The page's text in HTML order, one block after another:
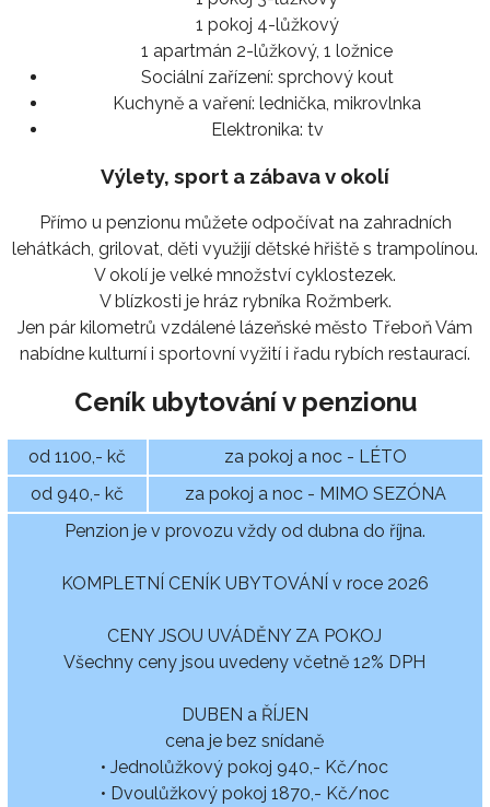
1 pokoj 4-lůžkový
1 apartmán 2-lůžkový, 1 ložnice
Sociální zařízení: sprchový kout
Kuchyně a vaření: lednička, mikrovlnka
Elektronika: tv
Výlety, sport a zábava v okolí
Přímo u penzionu můžete odpočívat na zahradních
lehátkách, grilovat, děti využijí dětské hřiště s trampolínou.
V okolí je velké množství cyklostezek.
V blízkosti je hráz rybníka Rožmberk.
Jen pár kilometrů vzdálené lázeňské město Třeboň Vám
nabídne kulturní i sportovní vyžití i řadu rybích restaurací.
Ceník ubytování v penzionu
od 1100,- kč
za pokoj a noc - LÉTO
od 940,- kč
za pokoj a noc - MIMO SEZÓNA
Penzion je v provozu vždy od dubna do října.
KOMPLETNÍ CENÍK UBYTOVÁNÍ v roce 2026
CENY JSOU UVÁDĚNY ZA POKOJ
Všechny ceny jsou uvedeny včetně 12% DPH
DUBEN a ŘÍJEN
cena je bez snídaně
• Jednolůžkový pokoj 940,- Kč/noc
• Dvoulůžkový pokoj 1870,- Kč/noc